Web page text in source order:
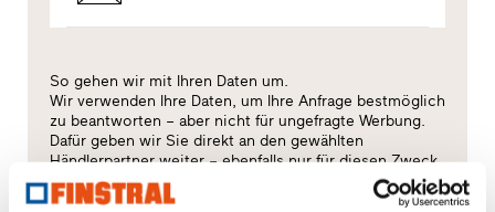
So gehen wir mit Ihren Daten um.
Wir verwenden Ihre Daten, um Ihre Anfrage bestmöglich
zu beantworten – aber nicht für ungefragte Werbung.
Dafür geben wir Sie direkt an den gewählten
Händlerpartner weiter – ebenfalls nur für diesen Zweck.
Alle Einzelheiten der Datenverarbeitung sind in
dieserDatenschutzerklärung